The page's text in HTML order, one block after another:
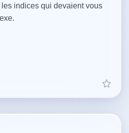
indices qui devaient vous